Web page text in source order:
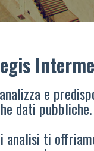
e
dati pubbliche.
ti